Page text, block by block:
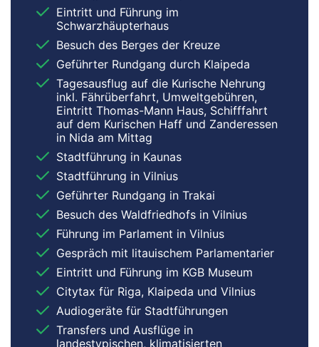
Eintritt und Führung im
Schwarzhäupterhaus
Besuch des Berges der Kreuze
Geführter Rundgang durch Klaipeda
Tagesausflug auf die Kurische Nehrung
inkl. Fährüberfahrt, Umweltgebühren,
Eintritt Thomas-Mann Haus, Schifffahrt
auf dem Kurischen Haff und Zanderessen
in Nida am Mittag
Stadtführung in Kaunas
Stadtführung in Vilnius
Geführter Rundgang in Trakai
Besuch des Waldfriedhofs in Vilnius
Führung im Parlament in Vilnius
Gespräch mit litauischem Parlamentarier
Eintritt und Führung im KGB Museum
Citytax für Riga, Klaipeda und Vilnius
Audiogeräte für Stadtführungen
Transfers und Ausflüge in
landestypischen, klimatisierten